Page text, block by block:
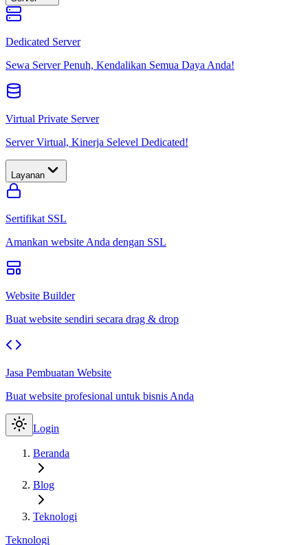
Dedicated Server
Sewa Server Penuh, Kendalikan Semua Daya Anda!
Virtual Private Server
Server Virtual, Kinerja Selevel Dedicated!
Layanan
Sertifikat SSL
Amankan website Anda dengan SSL
Website Builder
Buat website sendiri secara drag & drop
Jasa Pembuatan Website
Buat website profesional untuk bisnis Anda
Login
Beranda
Blog
Teknologi
Teknologi